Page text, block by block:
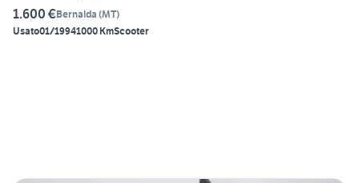
1.600 €Bernalda (MT)
Usato01/19941000 KmScooter